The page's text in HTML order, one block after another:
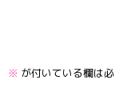
※ が付いている欄は必